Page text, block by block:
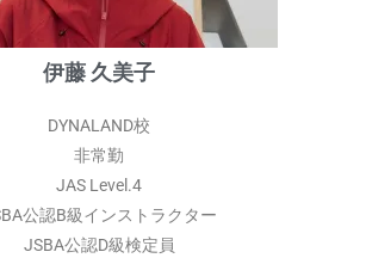
伊藤 久美子
DYNALAND校
非常勤
JAS Level.4
公認B級インストラクター
JSBA公認D級検定員